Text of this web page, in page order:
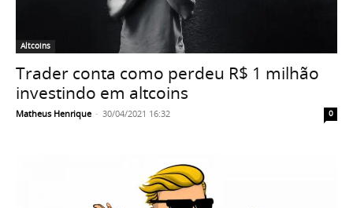
Altcoins
Trader conta como perdeu R$ 1 milhão
investindo em altcoins
Matheus Henrique - 30/04/2021 16:32 0